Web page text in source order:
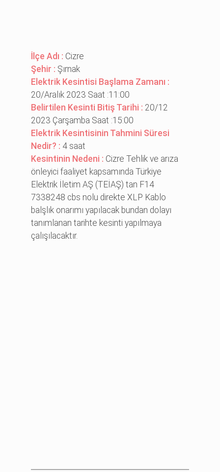
İlçe Adı : Cizre
Şehir : Şırnak
Elektrik Kesintisi Başlama Zamanı :
20/Aralık 2023 Saat :11:00
Belirtilen Kesinti Bitiş Tarihi : 20/12
2023 Çarşamba Saat :15:00
Elektrik Kesintisinin Tahmini Süresi
Nedir? : 4 saat
Kesintinin Nedeni : Cizre Tehlik ve arıza
önleyici faaliyet kapsamında Türkiye
Elektrik İletim AŞ (TEİAŞ) tan F14
7338248 cbs nolu direkte XLP Kablo
balşlık onarımı yapılacak bundan dolayı
tanımlanan tarihte kesinti yapılmaya
çalışılacaktır.